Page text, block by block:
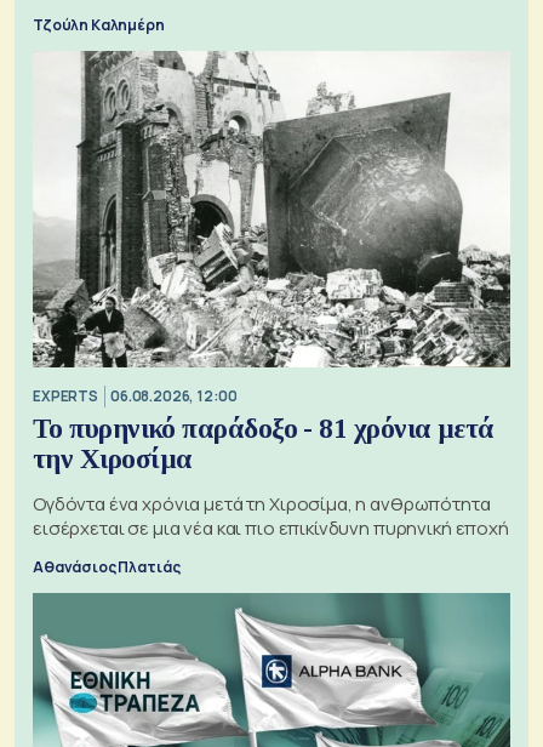
Τζούλη Καλημέρη
EXPERTS 06.08.2026, 12:00
Το πυρηνικό παράδοξο - 81 χρόνια μετά
την Χιροσίμα
Ογδόντα ένα χρόνια μετά τη Χιροσίμα, η ανθρωπότητα
εισέρχεται σε μια νέα και πιο επικίνδυνη πυρηνική εποχή
Αθανάσιος Πλατιάς